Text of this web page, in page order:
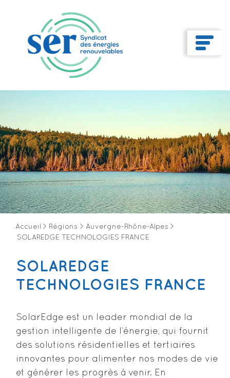
Accueil > Régions > Auvergne-Rhône-Alpes >
SOLAREDGE TECHNOLOGIES FRANCE
SOLAREDGE
TECHNOLOGIES FRANCE
SolarEdge est un leader mondial de la
gestion intelligente de l’énergie, qui fournit
des solutions résidentielles et tertiaires
innovantes pour alimenter nos modes de vie
et générer les progrès à venir. En